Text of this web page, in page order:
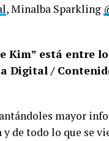
, Minalba Sparkling
Kim” está entre
Digital /
mayor
de todo lo que se